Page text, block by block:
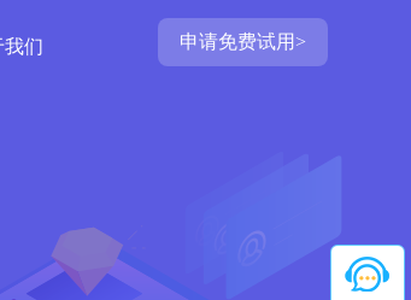
申请免费试用>
我们